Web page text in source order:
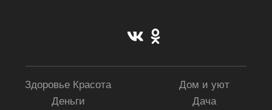
Здоровье Красота
Деньги
Дом и уют
Дача